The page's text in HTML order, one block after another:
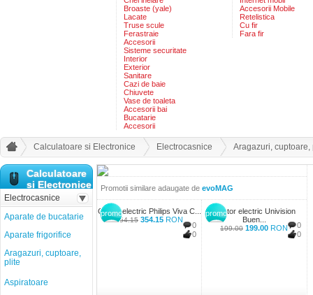
Broaste (yale)
Lacate
Truse scule
Ferastraie
Accesorii
Sisteme securitate
Interior
Exterior
Sanitare
Cazi de baie
Chiuvete
Vase de toaleta
Accesorii bai
Bucatarie
Accesorii
Accesorii Mobile
Retelistica
Cu fir
Fara fir
Calculatoare si Electronice Electrocasnice Aragazuri, cuptoare,
Promotii similare adaugate de evoMAG
promo
0
0
Gratar electric Philips Viva C...
354.15 354.15 RON
promo
0
0
Cuptor electric Univision
Buen...
199.00 199.00 RON
Calculatoare
si Electronice
Electrocasnice
Aparate de bucatarie
Aparate frigorifice
Aragazuri, cuptoare,
plite
Aspiratoare